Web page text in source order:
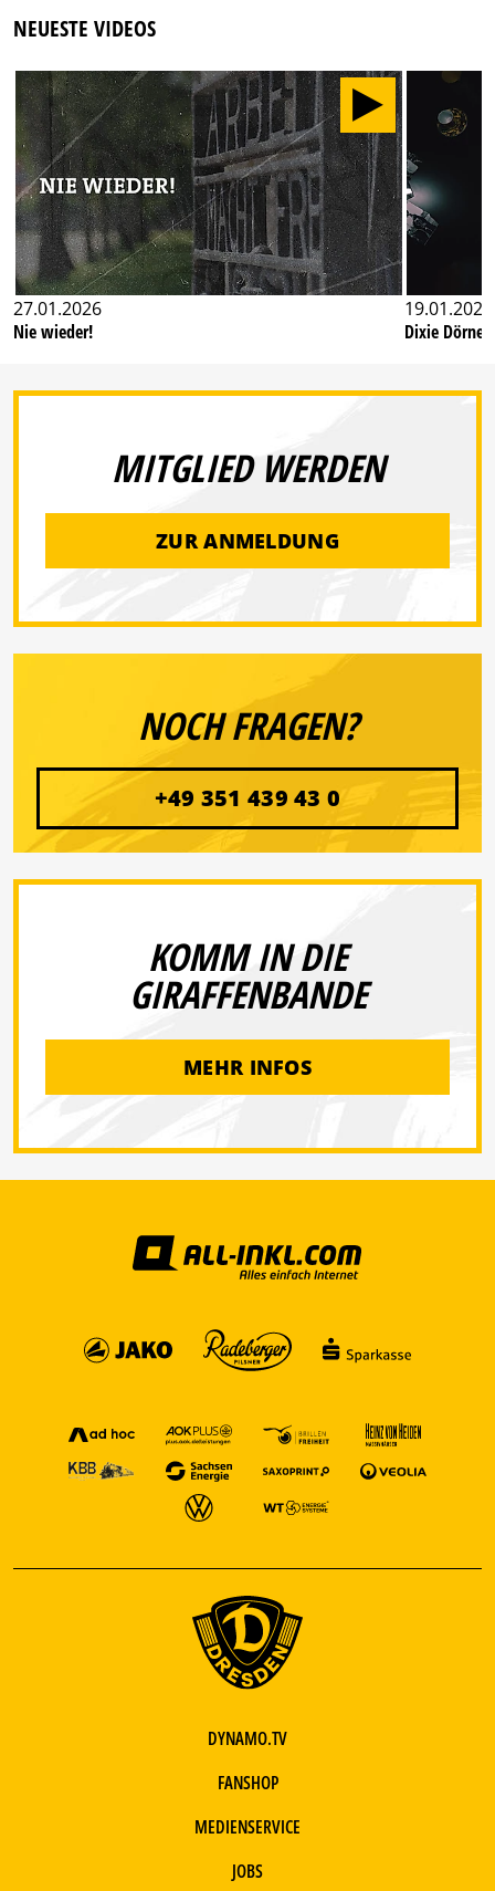
NEUESTE VIDEOS
27.01.2026
Nie wieder!
19.01.2026
Dixie
MITGLIED WERDEN
ZUR ANMELDUNG
NOCH FRAGEN?
+49 351 439 43 0
KOMM IN DIE
GIRAFFENBANDE
MEHR INFOS
DYNAMO.TV
FANSHOP
MEDIENSERVICE
JOBS